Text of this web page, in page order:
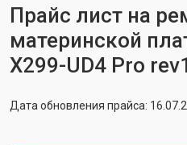
Прайс лист на
материнской
X299-UD4 Pro
Дата обновления прайса: